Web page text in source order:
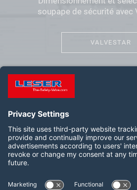
soupape de sécurité avec
VALVESTAR
LinkedIn